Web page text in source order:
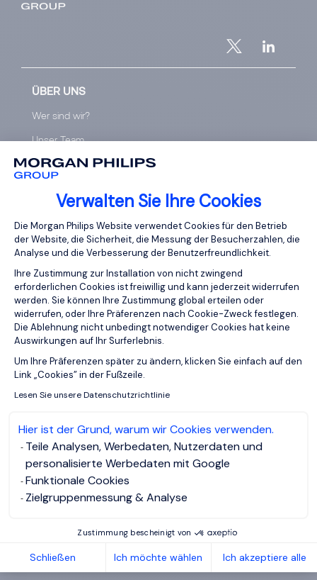
Verwalten Sie Ihre Cookies
Einwilligungsmanagementplattform:
Die Morgan Philips Website verwendet Cookies für den Betrieb
der Website, die Sicherheit, die Messung der Besucherzahlen, die
Analyse und die Verbesserung der Benutzerfreundlichkeit.
Ihre Zustimmung zur Installation von nicht zwingend
erforderlichen Cookies ist freiwillig und kann jederzeit widerrufen
werden. Sie können Ihre Zustimmung global erteilen oder
widerrufen, oder Ihre Präferenzen nach Cookie-Zweck festlegen.
Die Ablehnung nicht unbedingt notwendiger Cookies hat keine
Auswirkungen auf Ihr Surferlebnis.
Um Ihre Prâferenzen später zu ändern, klicken Sie einfach auf den
Link „Cookies” in der Fußzeile.
Lesen Sie unsere Datenschutzrichtlinie
Hier ist der Grund, warum wir Cookies verwenden.
Teile Analysen, Werbedaten, Nutzerdaten und
personalisierte Werbedaten mit Google
Funktionale Cookies
Zielgruppenmessung & Analyse
Zustimmung bescheinigt von
Schließen Ich möchte wählen Ich akzeptiere alle
Axeptio consent
ÜBER UNS
Wer sind wir?
Unser Team
Standorte weltweit
Seien Sie dabei
Gehaltsvergleich-tool
Diversität & Inklusion
DIENSTLEISTUNGEN
Executive Search
Spezialisierte Personalberatung
Interim Management
HR-LÖSUNGEN
Assessment
Entwicklung von Führungskräften
Outplacement